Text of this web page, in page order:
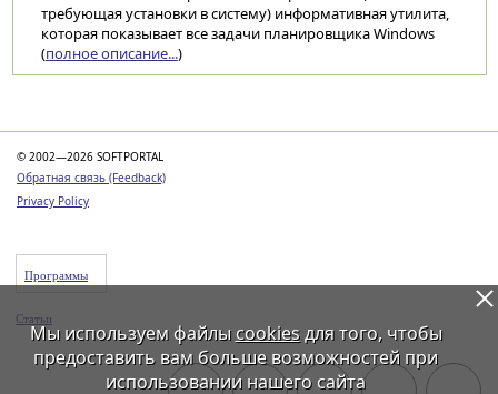
требующая установки в систему) информативная утилита,
которая показывает все задачи планировщика Windows
(полное описание...)
© 2002—2026 SOFTPORTAL
Обратная связь (Feedback)
Privacy Policy
Программы
Статьи
Мы используем файлы cookiesдля того, чтобы
предоставить вам больше возможностей при
использовании нашего сайта